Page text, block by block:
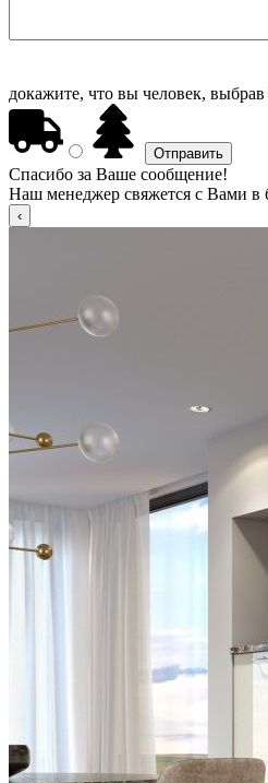
докажите, что вы человек, выбрав
Спасибо за Ваше сообщение!
Наш менеджер свяжется с Вами в